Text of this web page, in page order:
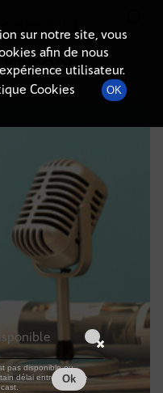
sur notre site, vous
afin de nous
utilisateur.
Cookies
OK
pas disponible ou
délai entre la fin de
Ok